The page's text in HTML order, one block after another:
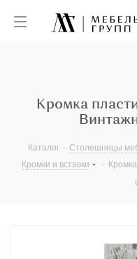
Кромка
Каталог - Столешницы
Кромки и вставки
-